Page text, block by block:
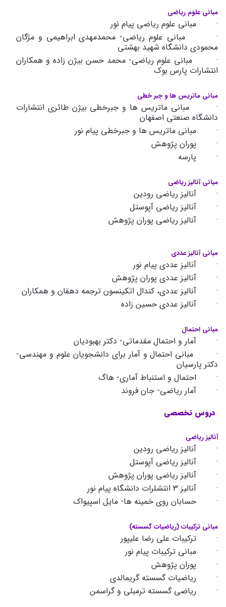
مبانی علوم ریاضی
· مبانی علوم ریاضی پیام نور
· مبانی علوم ریاضی- محمدمهدی ابراهیمی و مژگان
محمودی دانشگاه شهید بهشتی
· مبانی علوم ریاضی- محمد حسن بیژن زاده و همکاران
انتشارات پارس بوک
مبانی ماتریس ­ها و جبر خطی
· مبانی ماتریس ها و جبرخطی بیژن طائری انتشارات
دانشگاه صنعتی اصفهان
· مبانی ماتریس ها و جبرخطی پیام نور
· پوران پژوهش
· پارسه
مبانی آنالیز ریاضی
· آنالیز ریاضی رودین
· آنالیز ریاضی آپوستل
· آنالیز ریاضی پوران پژوهش
مبانی آنالیز عددی
· آنالیز عددی پیام نور
· آنالیز عددی پوران پژوهش
· آنالیز عددی، کندال اتکینسون ترجمه دهقان و همکاران
· آنالیز عددی حسین زاده
مبانی احتمال
· آمار و احتمال مقدماتی- دکتر بهبودیان
· مبانی احتمال و آمار برای دانشجویان علوم و مهندسی-
دکتر پارسیان
· احتمال و استنباط آماری- هاگ
· آمار ریاضی- جان فروند
دروس تخصصی
آنالیز ریاضی
· آنالیز ریاضی رودین
· آنالیز ریاضی آپوستل
· آنالیز ریاضی پوران پژوهش
· آنالیز 3 انتشلرات دانشگاه پیام نور
· حسابان روی خمینه ها- مایل اسپیواک
مبانی ترکیبات (ریاضیات گسسته)
· ترکیبات علی رضا علی­پور
· مبانی ترکیبات پیام نور
· پوران پژوهش
· ریاضیات گسسته گریمالدی
· ریاضی گسسته ترمبلی و گراسمن